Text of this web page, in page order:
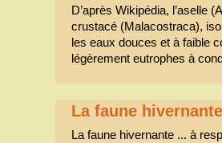
D’après Wikipédia, l’aselle
crustacé (Malacostraca),
les eaux douces et à faible
légèrement eutrophes à
La faune
La faune hivernante ... à